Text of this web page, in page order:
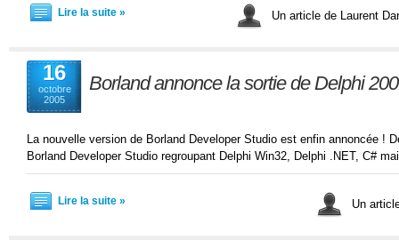
Lire la suite » Un article de Laurent
16
octobre
2005
Borland annonce la sortie de Delphi
La nouvelle version de Borland Developer Studio est enfin annoncée !
Borland Developer Studio regroupant Delphi Win32, Delphi .NET, C#
Lire la suite » Un